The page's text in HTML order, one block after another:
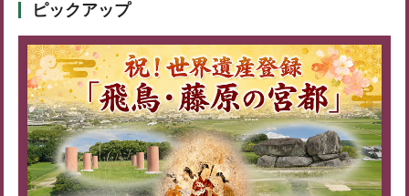
ピックアップ